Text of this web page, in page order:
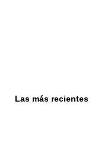
Las más recientes